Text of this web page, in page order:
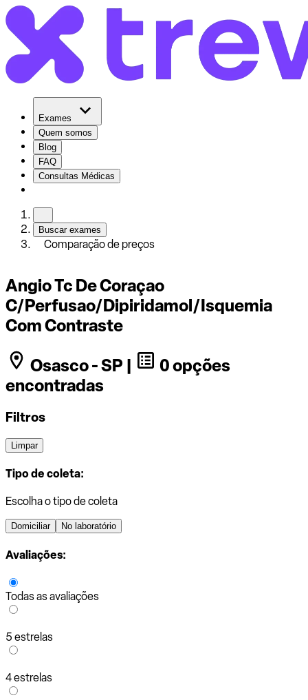
Exames
Quem somos
Blog
FAQ
Consultas Médicas
Buscar exames
Comparação de preços
Angio Tc De Coraçao
C/Perfusao/Dipiridamol/Isquemia
Com Contraste
Osasco - SP |
0 opções
encontradas
Filtros
Limpar
Tipo de coleta:
Escolha o tipo de coleta
Domiciliar No laboratório
Avaliações:
Todas as avaliações
5 estrelas
4 estrelas